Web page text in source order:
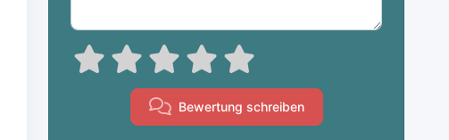
Bewertung schreiben